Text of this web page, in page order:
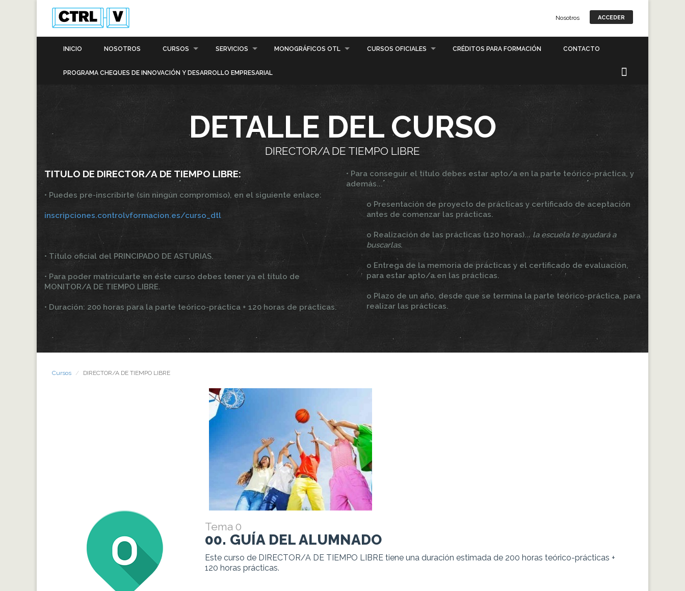
ACCEDER
Nosotros
INICIO NOSOTROS CURSOS SERVICIOS MONOGRÁFICOS OTL CURSOS OFICIALES CRÉDITOS PARA FORMACIÓN CONTACTO
PROGRAMA CHEQUES DE INNOVACIÓN Y DESARROLLO EMPRESARIAL
DETALLE DEL CURSO
DIRECTOR/A DE TIEMPO LIBRE
TITULO DE DIRECTOR/A DE TIEMPO LIBRE:
• Puedes pre-inscribirte (sin ningún compromiso), en el siguiente enlace:
inscripciones.controlvformacion.es/curso_dtl
• Título oficial del PRINCIPADO DE ASTURIAS.
• Para poder matricularte en este curso debes tener ya el título de
MONITOR/A DE TIEMPO LIBRE.
• Duración: 200 horas para la parte teórico-práctica + 120 horas de prácticas.
• Para conseguir el título debes estar apto/a en la parte teórico-práctica, y
además...
o Presentación de proyecto de prácticas y certificado de aceptación
antes de comenzar las prácticas.
o Realización de las prácticas (120 horas)... la escuela te ayudará a
buscarlas.
o Entrega de la memoria de prácticas y el certificado de evaluación,
para estar apto/a en las prácticas.
o Plazo de un año, desde que se termina la parte teórico-práctica, para
realizar las prácticas.
Cursos DIRECTOR/A DE TIEMPO LIBRE
Tema 0
00. GUÍA DEL ALUMNADO
Este curso de DIRECTOR/A DE TIEMPO LIBRE tiene una duración estimada de 200 horas teórico-prácticas +
120 horas prácticas.